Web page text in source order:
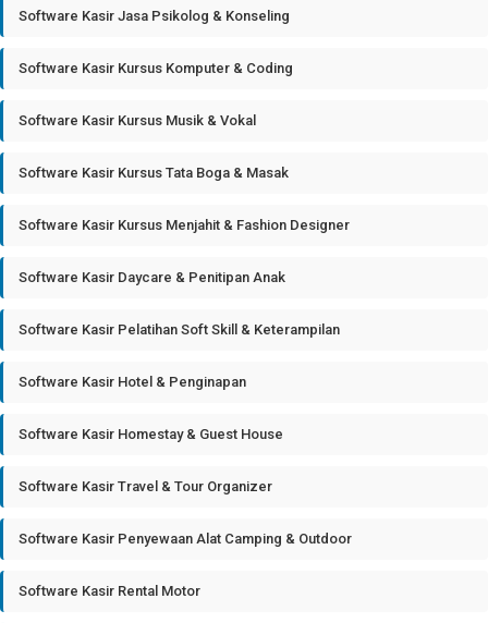
Software Kasir Jasa Psikolog & Konseling
Software Kasir Kursus Komputer & Coding
Software Kasir Kursus Musik & Vokal
Software Kasir Kursus Tata Boga & Masak
Software Kasir Kursus Menjahit & Fashion Designer
Software Kasir Daycare & Penitipan Anak
Software Kasir Pelatihan Soft Skill & Keterampilan
Software Kasir Hotel & Penginapan
Software Kasir Homestay & Guest House
Software Kasir Travel & Tour Organizer
Software Kasir Penyewaan Alat Camping & Outdoor
Software Kasir Rental Motor